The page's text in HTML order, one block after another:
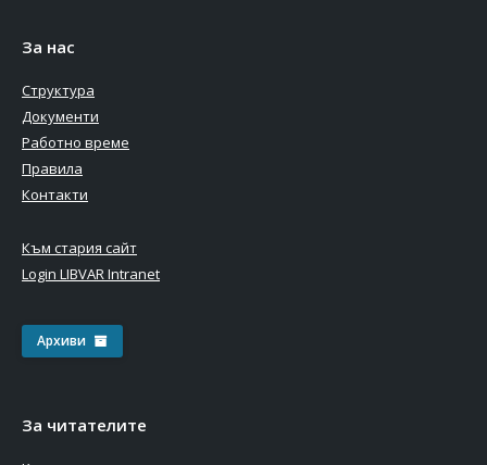
За нас
Структура
Документи
Работно време
Правила
Контакти
Към стария сайт
Login LIBVAR Intranet
Архиви
За читателите